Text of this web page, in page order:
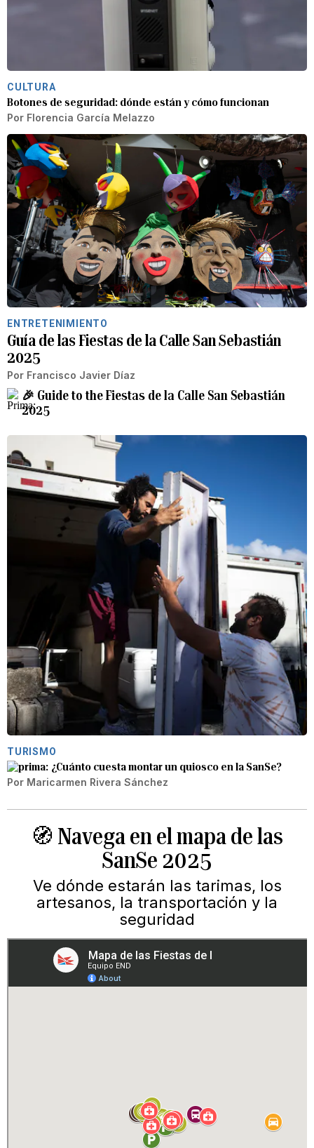
CULTURA
Botones de seguridad: dónde están y cómo funcionan
Por Florencia García Melazzo
ENTRETENIMIENTO
Guía de las Fiestas de la Calle San Sebastián
2025
Por Francisco Javier Díaz
🎉 Guide to the Fiestas de la Calle San Sebastián
2025
TURISMO
¿Cuánto cuesta montar un quiosco en la SanSe?
Por Maricarmen Rivera Sánchez
🧭️ Navega en el mapa de las
SanSe 2025
Ve dónde estarán las tarimas, los
artesanos, la transportación y la
seguridad